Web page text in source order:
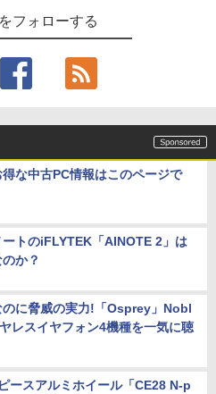
フォローする
な中古PC情報はこのページで
トのiFLYTEK「AINOTE 2」は
か？
のに脅威の実力!「Osprey」Nobl
レスイヤフォン4機種を一気に聴
ースアルミホイール「CE28 N-p